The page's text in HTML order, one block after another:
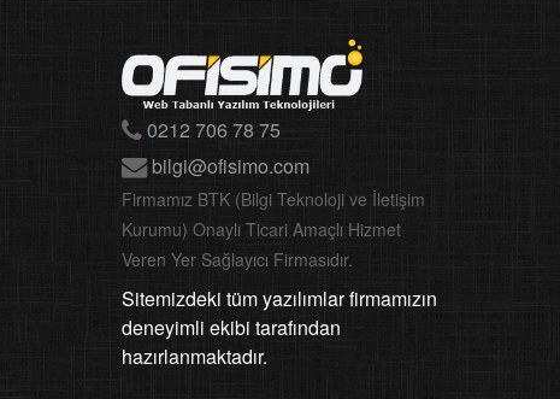
0212 706 78 75
bilgi@ofisimo.com
Firmamız BTK (Bilgi Teknoloji ve İletişim
Kurumu) Onaylı Ticari Amaçlı Hizmet
Veren Yer Sağlayıcı Firmasıdır.
Sitemizdeki tüm yazılımlar firmamızın
deneyimli ekibi tarafından
hazırlanmaktadır.